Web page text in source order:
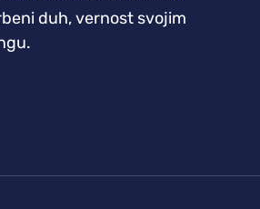
duh, vernost svojim